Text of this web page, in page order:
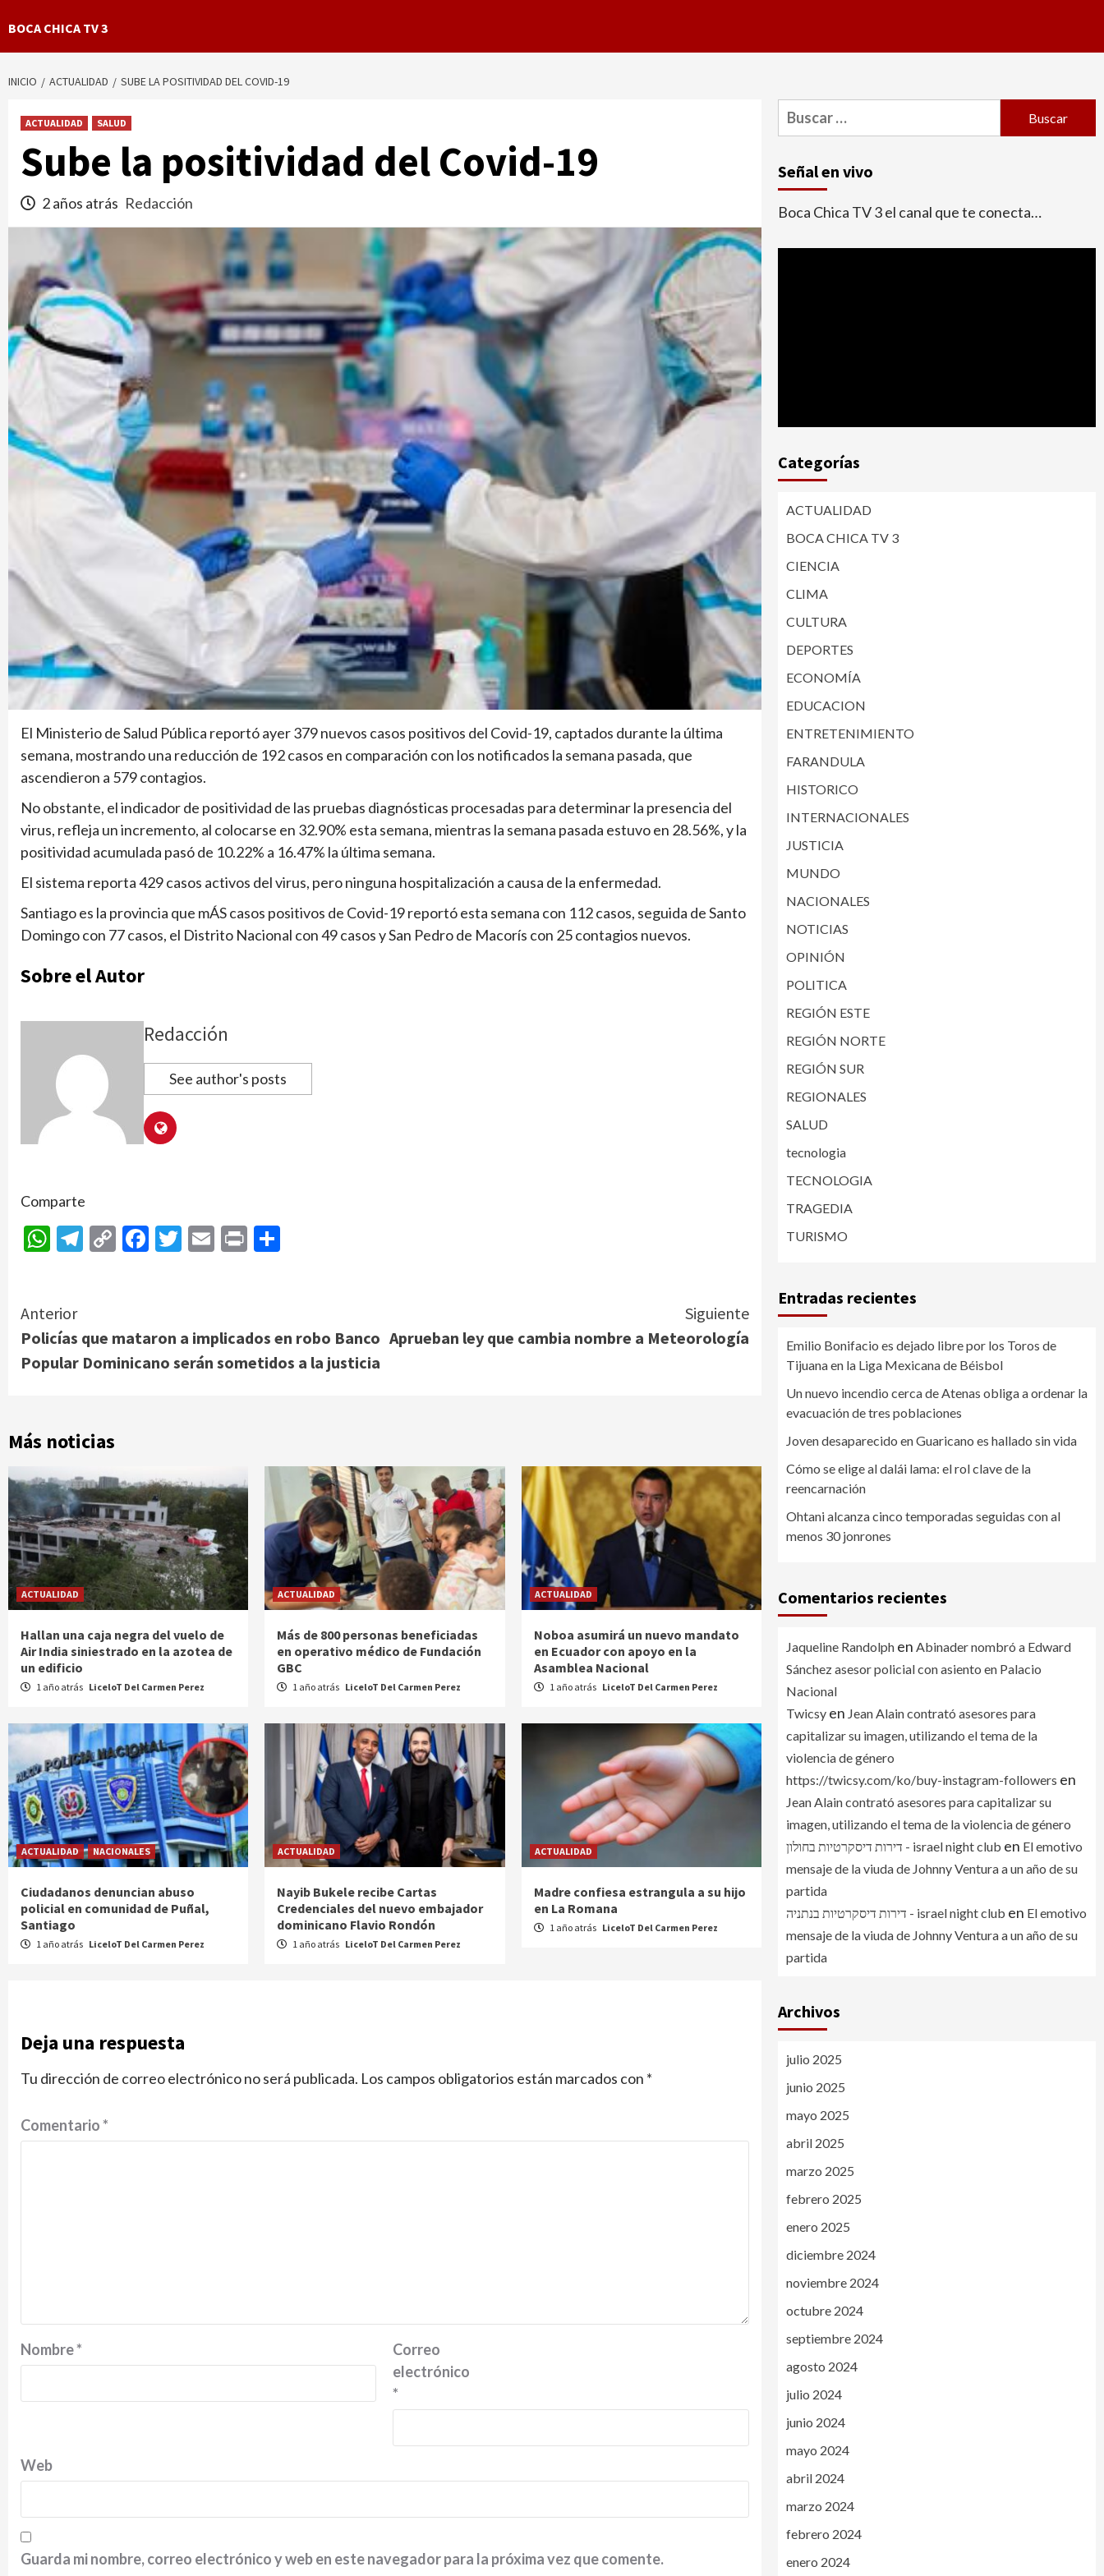
BOCA CHICA TV 3
INICIO ACTUALIDAD SUBE LA POSITIVIDAD DEL COVID-19
ACTUALIDAD SALUD
Sube la positividad del Covid-19
2 años atrás Redacción
El Ministerio de Salud Pública reportó ayer 379 nuevos casos positivos del Covid-19, captados durante la última
semana, mostrando una reducción de 192 casos en comparación con los notificados la semana pasada, que
ascendieron a 579 contagios.
No obstante, el indicador de positividad de las pruebas diagnósticas procesadas para determinar la presencia del
virus, refleja un incremento, al colocarse en 32.90% esta semana, mientras la semana pasada estuvo en 28.56%, y la
positividad acumulada pasó de 10.22% a 16.47% la última semana.
El sistema reporta 429 casos activos del virus, pero ninguna hospitalización a causa de la enfermedad.
Santiago es la provincia que mÁS casos positivos de Covid-19 reportó esta semana con 112 casos, seguida de Santo
Domingo con 77 casos, el Distrito Nacional con 49 casos y San Pedro de Macorís con 25 contagios nuevos.
Sobre el Autor
Redacción
See author's posts
Comparte
WhatsApp
Telegram
CopyFacebook
Twitter
Email
Print
Continue
Reading
Anterior
Policías que mataron a implicados en robo Banco
Popular Dominicano serán sometidos a la justicia
Siguiente
Aprueban ley que cambia nombre a Meteorología
Más noticias
ACTUALIDAD
Hallan una caja negra del vuelo de
Air India siniestrado en la azotea de
un edificio
1 año atrás LiceloT Del Carmen Perez
ACTUALIDAD
Más de 800 personas beneficiadas
en operativo médico de Fundación
GBC
1 año atrás LiceloT Del Carmen Perez
ACTUALIDAD
Noboa asumirá un nuevo mandato
en Ecuador con apoyo en la
Asamblea Nacional
1 año atrás LiceloT Del Carmen Perez
ACTUALIDAD NACIONALES
Ciudadanos denuncian abuso
policial en comunidad de Puñal,
Santiago
1 año atrás LiceloT Del Carmen Perez
ACTUALIDAD
Nayib Bukele recibe Cartas
Credenciales del nuevo embajador
dominicano Flavio Rondón
1 año atrás LiceloT Del Carmen Perez
ACTUALIDAD
Madre confiesa estrangula a su hijo
en La Romana
1 año atrás LiceloT Del Carmen Perez
Deja una respuesta
Tu dirección de correo electrónico no será publicada. Los campos obligatorios están marcados con *
Comentario*
Nombre*
Correo
electrónico
*
Web
Guarda mi nombre, correo electrónico y web en este navegador para la próxima vez que comente.
Buscar:
Señal en vivo
Boca Chica TV 3 el canal que te conecta…
Categorías
ACTUALIDAD
BOCA CHICA TV 3
CIENCIA
CLIMA
CULTURA
DEPORTES
ECONOMÍA
EDUCACION
ENTRETENIMIENTO
FARANDULA
HISTORICO
INTERNACIONALES
JUSTICIA
MUNDO
NACIONALES
NOTICIAS
OPINIÓN
POLITICA
REGIÓN ESTE
REGIÓN NORTE
REGIÓN SUR
REGIONALES
SALUD
tecnologia
TECNOLOGIA
TRAGEDIA
TURISMO
Entradas recientes
Emilio Bonifacio es dejado libre por los Toros de
Tijuana en la Liga Mexicana de Béisbol
Un nuevo incendio cerca de Atenas obliga a ordenar la
evacuación de tres poblaciones
Joven desaparecido en Guaricano es hallado sin vida
Cómo se elige al dalái lama: el rol clave de la
reencarnación
Ohtani alcanza cinco temporadas seguidas con al
menos 30 jonrones
Comentarios recientes
Jaqueline Randolphen Abinader nombró a Edward
Sánchez asesor policial con asiento en Palacio
Nacional
Twicsyen Jean Alain contrató asesores para
capitalizar su imagen, utilizando el tema de la
violencia de género
https://twicsy.com/ko/buy-instagram-followers en
Jean Alain contrató asesores para capitalizar su
imagen, utilizando el tema de la violencia de género
דירות דיסקרטיות בחולון - israel night club en El emotivo
mensaje de la viuda de Johnny Ventura a un año de su
partida
דירות דיסקרטיות בנתניה - israel night club en El emotivo
mensaje de la viuda de Johnny Ventura a un año de su
partida
Archivos
julio 2025
junio 2025
mayo 2025
abril 2025
marzo 2025
febrero 2025
enero 2025
diciembre 2024
noviembre 2024
octubre 2024
septiembre 2024
agosto 2024
julio 2024
junio 2024
mayo 2024
abril 2024
marzo 2024
febrero 2024
enero 2024